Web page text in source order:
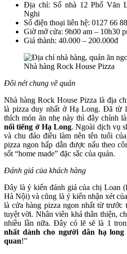
Địa chỉ: Số nhà 12 Phố Văn
Nghi
Số điện thoại liên hệ: 0127 66
Giờ mở cửa: 9h00 am – 10h30
Giá thành: 40.000 – 200.000đ
Nhà hàng Rock House Pizza
Đôi nét chung về quán
Nhà hàng Rock House Pizza là địa
là pizza duy nhất ở Hạ Long. Đã từ
thích món ăn nhẹ này thì đây chính là
nổi tiếng ở Hạ Long. Ngoài dịch vụ
và chu đáo điều làm nên tên tuổi
pizza ngon hấp dẫn được nấu theo
sốt “home made” đặc sắc của quán.
Đánh giá của khách hàng
Đây là ý kiến đánh giá của chị Loan
Hà Nội) và cũng là ý kiến nhận xét
là cửa hàng pizza ngon nhất từ
tuyệt vời. Nhân viên khá thân thiện,
nhiều lần nữa. Đây có lẽ sẽ là 1
nhất dành cho người dân hạ
quan!”